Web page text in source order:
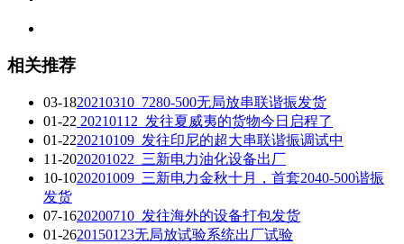
相关推荐
03-1820210310_7280-500无局放串联谐振发货
01-22 20210112_发往夏威夷的货物今日启程了
01-2220210109_发往印尼的超大串联谐振调试中
11-2020201022_三新电力油化设备出厂
10-1020201009_三新电力金秋十月，首套2040-500谐振
发货
07-1620200710_发往海外的设备打包发货
01-2620150123无局放试验系统出厂试验